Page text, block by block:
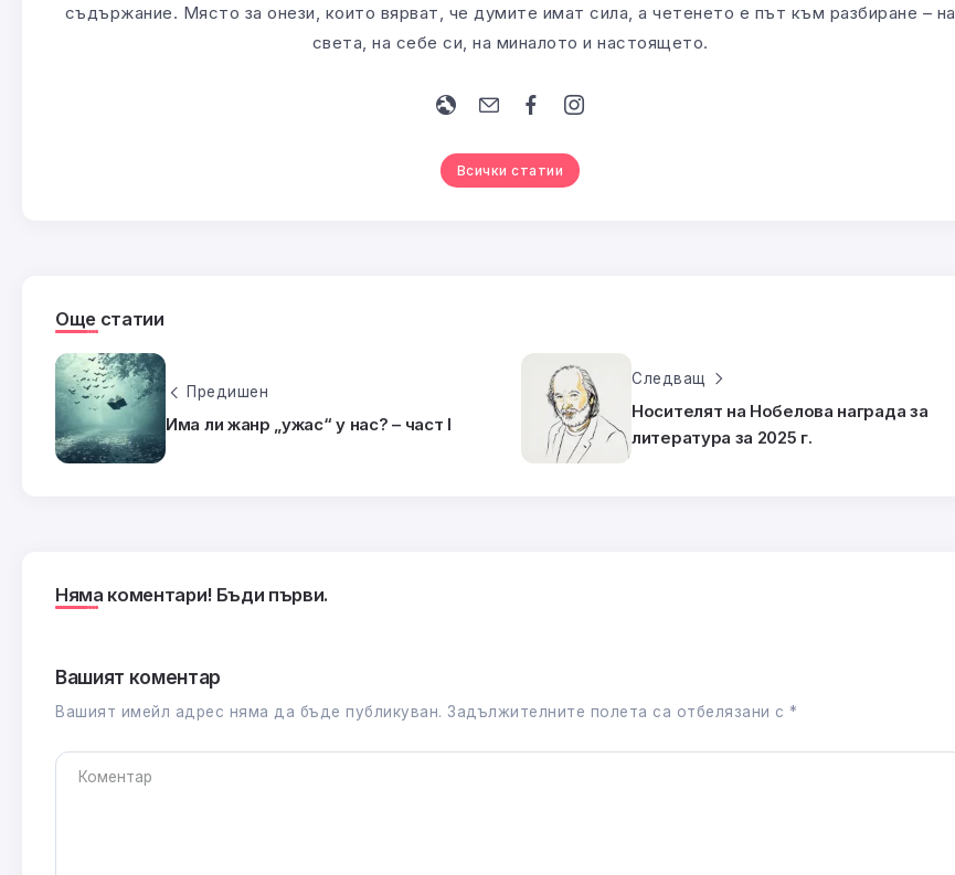
съдържание. Място за онези, които вярват, че думите имат сила, а четенето е път към разбиране – на
света, на себе си, на миналото и настоящето.
Всички статии
Още статии
Предишен
Има ли жанр „ужас“ у нас? – част I
Следващ
Носителят на Нобелова награда за
литература за 2025 г.
Няма коментари! Бъди първи.
Вашият коментар
Вашият имейл адрес няма да бъде публикуван. Задължителните полета са отбелязани с *